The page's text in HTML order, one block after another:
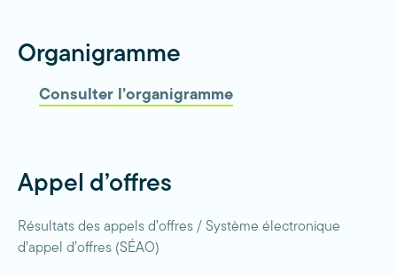
Organigramme
Consulter l’organigramme
Appel d’offres
Résultats des appels d’offres / Système électronique
d’appel d’offres (SÉAO)